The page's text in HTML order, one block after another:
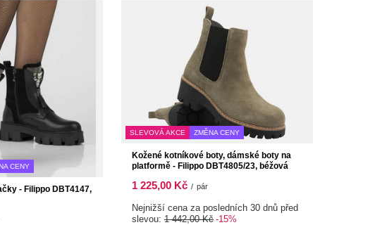
CENY
- Filippo DBT4147,
SLEVOVÁ AKCE ZMĚNA CENY
Kožené kotníkové boty, dámské boty na
platformě - Filippo DBT4805/23, béžová
1 225,00 Kč / pár
Nejnižší cena za posledních 30 dnů před
slevou: 1 442,00 Kč -15%